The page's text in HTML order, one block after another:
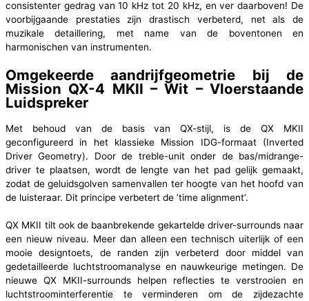
consistenter gedrag van 10 kHz tot 20 kHz, en ver daarboven! De
voorbijgaande prestaties zijn drastisch verbeterd, net als de
muzikale detaillering, met name van de boventonen en
harmonischen van instrumenten.
Omgekeerde aandrijfgeometrie bij de
Mission QX-4 MKII – Wit – Vloerstaande
Luidspreker
Met behoud van de basis van QX-stijl, is de QX MKII
geconfigureerd in het klassieke Mission IDG-formaat (Inverted
Driver Geometry). Door de treble-unit onder de bas/midrange-
driver te plaatsen, wordt de lengte van het pad gelijk gemaakt,
zodat de geluidsgolven samenvallen ter hoogte van het hoofd van
de luisteraar. Dit principe verbetert de ’time alignment’.
QX MKII tilt ook de baanbrekende gekartelde driver-surrounds naar
een nieuw niveau. Meer dan alleen een technisch uiterlijk of een
mooie designtoets, de randen zijn verbeterd door middel van
gedetailleerde luchtstroomanalyse en nauwkeurige metingen. De
nieuwe QX MKII-surrounds helpen reflecties te verstrooien en
luchtstroominterferentie te verminderen om de zijdezachte